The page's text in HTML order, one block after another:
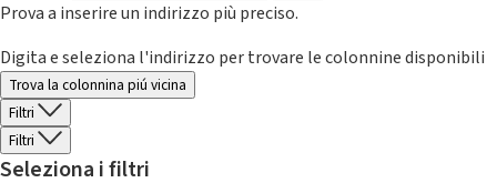
Prova a inserire un indirizzo più preciso.
Digita e seleziona l'indirizzo per trovare le colonnine disponibili
Trova la colonnina piú vicina
Filtri
Filtri
Seleziona i filtri